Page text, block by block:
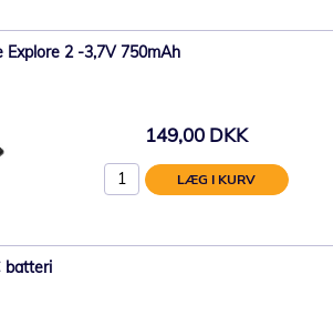
Explore 2 -3,7V 750mAh
149,00 DKK
LÆG I KURV
batteri